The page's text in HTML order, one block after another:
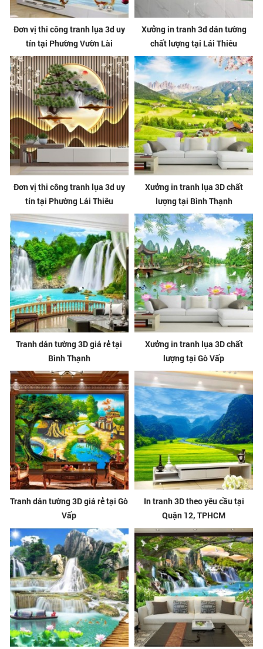
Đơn vị thi công tranh lụa 3d uy
tín tại Phường Vườn Lài
Xưởng in tranh 3d dán tường
chất lượng tại Lái Thiêu
Đơn vị thi công tranh lụa 3d uy
tín tại Phường Lái Thiêu
Xưởng in tranh lụa 3D chất
lượng tại Bình Thạnh
Tranh dán tường 3D giá rẻ tại
Bình Thạnh
Xưởng in tranh lụa 3D chất
lượng tại Gò Vấp
Tranh dán tường 3D giá rẻ tại Gò
Vấp
In tranh 3D theo yêu cầu tại
Quận 12, TPHCM